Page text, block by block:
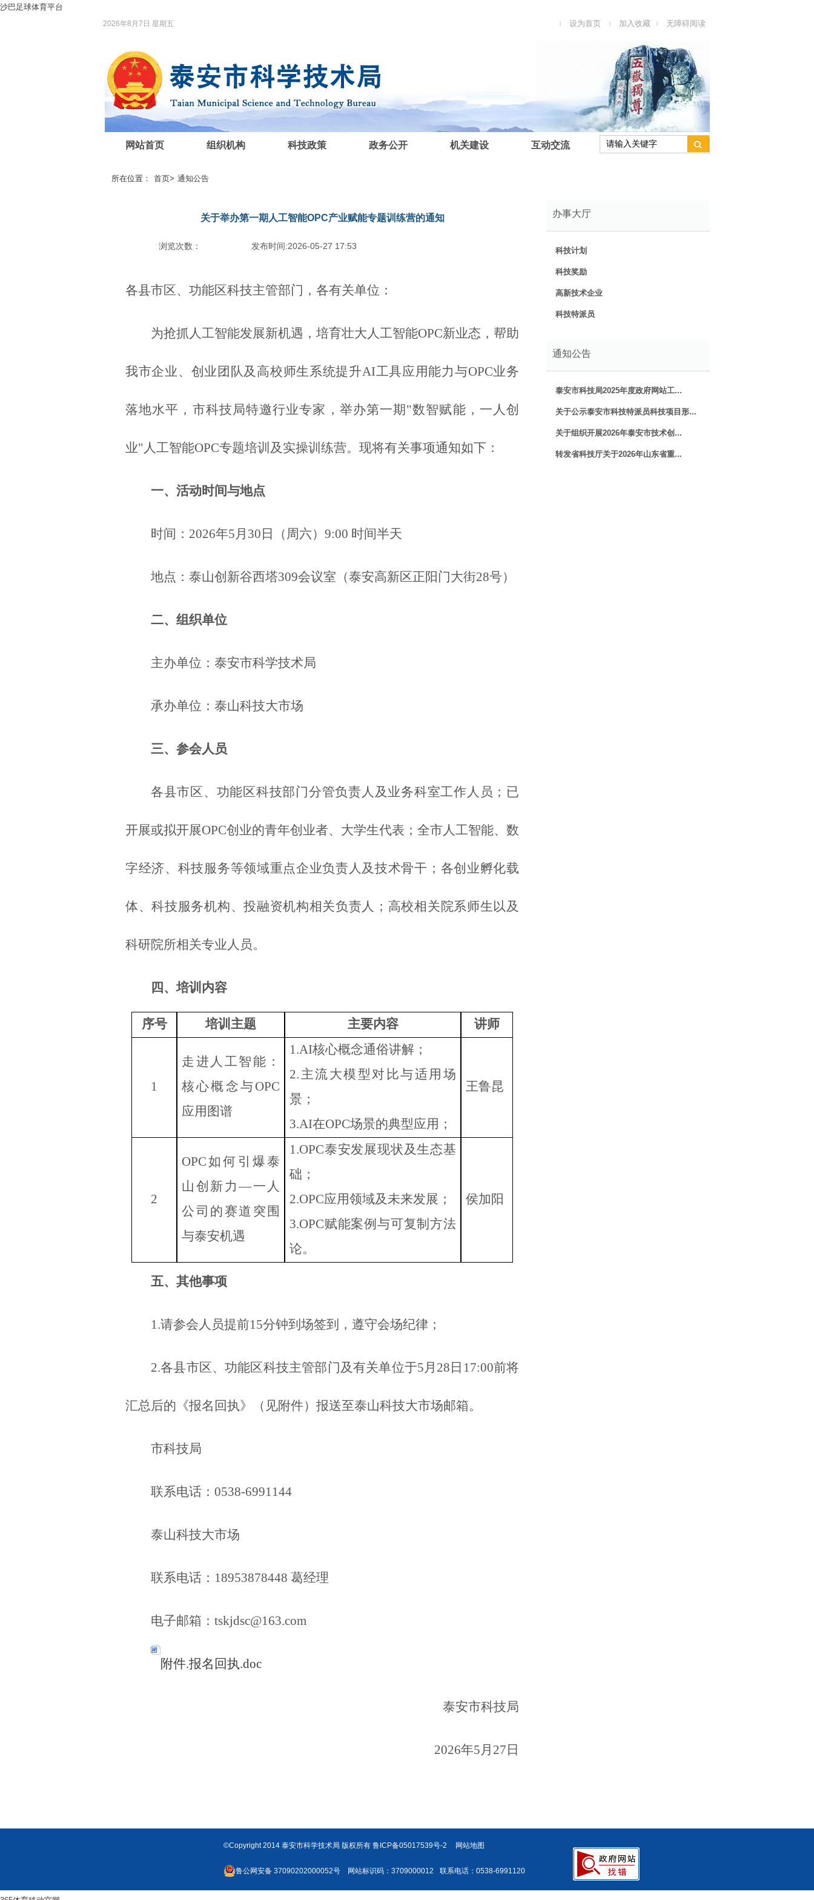
沙巴足球体育平台
2026年8月7日 星期五 设为首页 加入收藏 无障碍阅读
网站首页 组织机构 科技政策 政务公开 机关建设 互动交流
所在位置： 首页> 通知公告
关于举办第一期人工智能OPC产业赋能专题训练营的通知
浏览次数： 发布时间:2026-05-27 17:53
各县市区、功能区科技主管部门，各有关单位：
为抢抓人工智能发展新机遇，培育壮大人工智能OPC新业态，帮助
我市企业、创业团队及高校师生系统提升AI工具应用能力与OPC业务
落地水平，市科技局特邀行业专家，举办第一期"数智赋能，一人创
业"人工智能OPC专题培训及实操训练营。现将有关事项通知如下：
一、活动时间与地点
时间：2026年5月30日（周六）9:00 时间半天
地点：泰山创新谷西塔309会议室（泰安高新区正阳门大街28号）
二、组织单位
主办单位：泰安市科学技术局
承办单位：泰山科技大市场
三、参会人员
各县市区、功能区科技部门分管负责人及业务科室工作人员；已
开展或拟开展OPC创业的青年创业者、大学生代表；全市人工智能、数
字经济、科技服务等领域重点企业负责人及技术骨干；各创业孵化载
体、科技服务机构、投融资机构相关负责人；高校相关院系师生以及
科研院所相关专业人员。
四、培训内容
序号 培训主题 主要内容 讲师
1
走进人工智能：
核心概念与OPC
应用图谱
1.AI核心概念通俗讲解；
2.主流大模型对比与适用场
景；
3.AI在OPC场景的典型应用；
王鲁昆
2
OPC如何引爆泰
山创新力—一人
公司的赛道突围
与泰安机遇
1.OPC泰安发展现状及生态基
础；
2.OPC应用领域及未来发展；
3.OPC赋能案例与可复制方法
论。
侯加阳
五、其他事项
1.请参会人员提前15分钟到场签到，遵守会场纪律；
2.各县市区、功能区科技主管部门及有关单位于5月28日17:00前将
汇总后的《报名回执》（见附件）报送至泰山科技大市场邮箱。
市科技局
联系电话：0538-6991144
泰山科技大市场
联系电话：18953878448 葛经理
电子邮箱： tskjdsc@163.com
附件.报名回执.doc
泰安市科技局
2026年5月27日
办事大厅
科技计划
科技奖励
高新技术企业
科技特派员
通知公告
泰安市科技局2025年度政府网站工...
关于公示泰安市科技特派员科技项目形...
关于组织开展2026年泰安市技术创...
转发省科技厅关于2026年山东省重...
©Copyright 2014 泰安市科学技术局 版权所有 鲁ICP备05017539号-2 网站地图
鲁公网安备 37090202000052号 网站标识码：3709000012 联系电话：0538-6991120